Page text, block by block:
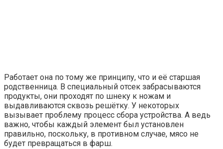
Работает она по тому же принципу, что и её старшая
родственница. В специальный отсек забрасываются
продукты, они проходят по шнеку к ножам и
выдавливаются сквозь решётку. У некоторых
вызывает проблему процесс сбора устройства. А ведь
важно, чтобы каждый элемент был установлен
правильно, поскольку, в противном случае, мясо не
будет превращаться в фарш.